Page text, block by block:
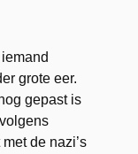
grote eer.
gepast is
de nazi’s